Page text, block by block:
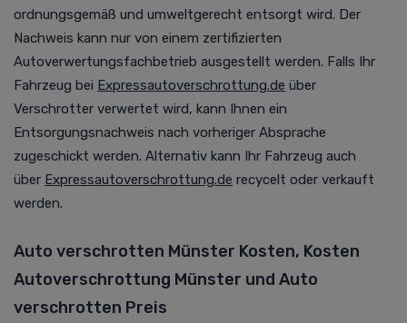
ordnungsgemäß und umweltgerecht entsorgt wird. Der
Nachweis kann nur von einem zertifizierten
Autoverwertungsfachbetrieb ausgestellt werden. Falls Ihr
Fahrzeug bei Expressautoverschrottung.de über
Verschrotter verwertet wird, kann Ihnen ein
Entsorgungsnachweis nach vorheriger Absprache
zugeschickt werden. Alternativ kann Ihr Fahrzeug auch
über Expressautoverschrottung.de recycelt oder verkauft
werden.
Auto verschrotten Münster Kosten, Kosten
Autoverschrottung Münster und Auto
verschrotten Preis